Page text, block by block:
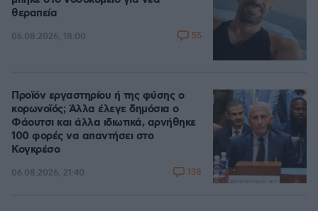
θεραπεία
06.08.2026, 18:00 55
Προϊόν εργαστηρίου ή της φύσης ο
κορωνοϊός; Άλλα έλεγε δημόσια ο
Φάουτσι και άλλα ιδιωτικά, αρνήθηκε
100 φορές να απαντήσει στο
Κογκρέσο
06.08.2026, 21:40 138